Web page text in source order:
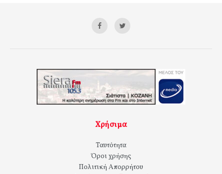
Χρήσιμα
Ταυτότητα
Όροι χρήσης
Πολιτική Απορρήτου